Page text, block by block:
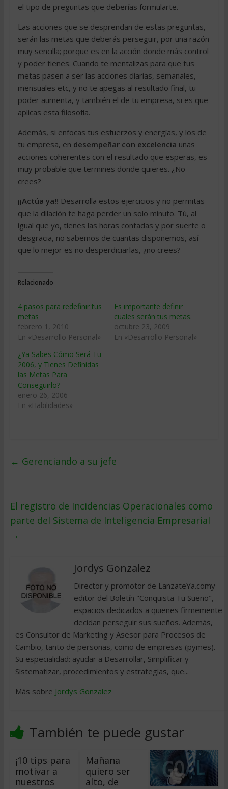
el tipo de preguntas que deberías formularte.
Las acciones que se desprendan de estas preguntas,
serán las metas que deberás perseguir, por una razón
muy sencilla; porque es en la acción donde más control
y poder tienes. Cuando te mentalizas para que tus
metas pasen a ser las acciones diarias, semanales,
mensuales etc, y no te apegas al resultado final, tu
poder aumenta, y también el de tu empresa, si es que
aplicas esta filosofía.
Además, si enfocas tus esfuerzos y energías, y los de
tu empresa, en desempeñar con excelencia unas
acciones coherentes con el resultado que esperas, es
muy probable que termines donde quieres. ¿No
crees?
¡¡Actúa ya!! Desarrolla estos ejercicios y no permitas
que la dilación te haga perder un solo minuto. Tú, al
igual que yo, tienes las horas contadas y por suerte o
desgracia, no sabemos de cuantas disponemos, así
que lo mejor es no desperdiciarlas, ¿no crees?
Relacionado
4 pasos para redefinir tus
metas
febrero 1, 2010
En «Desarrollo Personal»
Es importante definir
cuales serán tus metas.
octubre 23, 2009
En «Desarrollo Personal»
¿Ya Sabes Cómo Será Tu
2006, y Tienes Definidas
las Metas Para
Conseguirlo?
enero 26, 2006
En «Habilidades»
← Gerenciando a su jefe
El registro de Incidencias Operacionales como
parte del Sistema de Inteligencia Empresarial
→
Jordys Gonzalez
Director y promotor de LanzateYa.comy
editor del Boletín "Conquista Tu Sueño",
espacios dedicados a quienes firmemente
decidan perseguir sus sueños. Además,
es Consultor de Marketing y Asesor para Procesos de
Cambio, tanto de personas, como de empresas (pymes).
Su especialidad: ayudar a Desarrollar, Simplificar y
Sistematizar, procedimientos y estrategias, que...
Más sobre Jordys Gonzalez
También te puede gustar
¡10 tips para
motivar a
nuestros
Mañana
quiero ser
alto, de